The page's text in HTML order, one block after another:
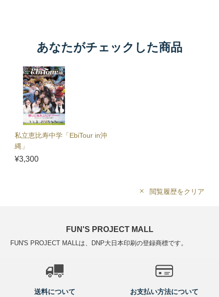
あなたがチェックした商品
私立恵比寿中学「EbiTour in沖
縄」
¥3,300
閲覧履歴をクリア
FUN'S PROJECT MALL